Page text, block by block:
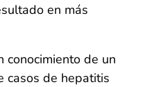
en más
conocimiento de un
casos de hepatitis